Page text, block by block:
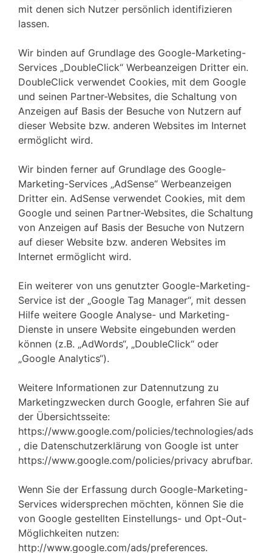
mit denen sich Nutzer persönlich identifizieren
lassen.
Wir binden auf Grundlage des Google-Marketing-
Services „DoubleClick“ Werbeanzeigen Dritter ein.
DoubleClick verwendet Cookies, mit dem Google
und seinen Partner-Websites, die Schaltung von
Anzeigen auf Basis der Besuche von Nutzern auf
dieser Website bzw. anderen Websites im Internet
ermöglicht wird.
Wir binden ferner auf Grundlage des Google-
Marketing-Services „AdSense“ Werbeanzeigen
Dritter ein. AdSense verwendet Cookies, mit dem
Google und seinen Partner-Websites, die Schaltung
von Anzeigen auf Basis der Besuche von Nutzern
auf dieser Website bzw. anderen Websites im
Internet ermöglicht wird.
Ein weiterer von uns genutzter Google-Marketing-
Service ist der „Google Tag Manager“, mit dessen
Hilfe weitere Google Analyse- und Marketing-
Dienste in unsere Website eingebunden werden
können (z.B. „AdWords“, „DoubleClick“ oder
„Google Analytics“).
Weitere Informationen zur Datennutzung zu
Marketingzwecken durch Google, erfahren Sie auf
der Übersichtsseite:
https://www.google.com/policies/technologies/ads
, die Datenschutzerklärung von Google ist unter
https://www.google.com/policies/privacy abrufbar.
Wenn Sie der Erfassung durch Google-Marketing-
Services widersprechen möchten, können Sie die
von Google gestellten Einstellungs- und Opt-Out-
Möglichkeiten nutzen:
http://www.google.com/ads/preferences.